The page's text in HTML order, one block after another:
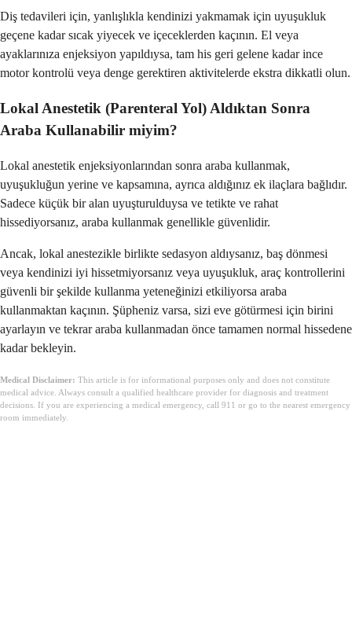
Diş tedavileri için, yanlışlıkla kendinizi yakmamak için uyuşukluk
geçene kadar sıcak yiyecek ve içeceklerden kaçının. El veya
ayaklarınıza enjeksiyon yapıldıysa, tam his geri gelene kadar ince
motor kontrolü veya denge gerektiren aktivitelerde ekstra dikkatli olun.
Lokal Anestetik (Parenteral Yol) Aldıktan Sonra
Araba Kullanabilir miyim?
Lokal anestetik enjeksiyonlarından sonra araba kullanmak,
uyuşukluğun yerine ve kapsamına, ayrıca aldığınız ek ilaçlara bağlıdır.
Sadece küçük bir alan uyuşturulduysa ve tetikte ve rahat
hissediyorsanız, araba kullanmak genellikle güvenlidir.
Ancak, lokal anestezikle birlikte sedasyon aldıysanız, baş dönmesi
veya kendinizi iyi hissetmiyorsanız veya uyuşukluk, araç kontrollerini
güvenli bir şekilde kullanma yeteneğinizi etkiliyorsa araba
kullanmaktan kaçının. Şüpheniz varsa, sizi eve götürmesi için birini
ayarlayın ve tekrar araba kullanmadan önce tamamen normal hissedene
kadar bekleyin.
Medical Disclaimer: This article is for informational purposes only and does not constitute
medical advice. Always consult a qualified healthcare provider for diagnosis and treatment
decisions. If you are experiencing a medical emergency, call 911 or go to the nearest emergency
room immediately.